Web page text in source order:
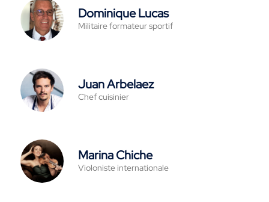
Dominique Lucas
Militaire formateur sportif
Juan Arbelaez
Chef cuisinier
Marina Chiche
Violoniste internationale